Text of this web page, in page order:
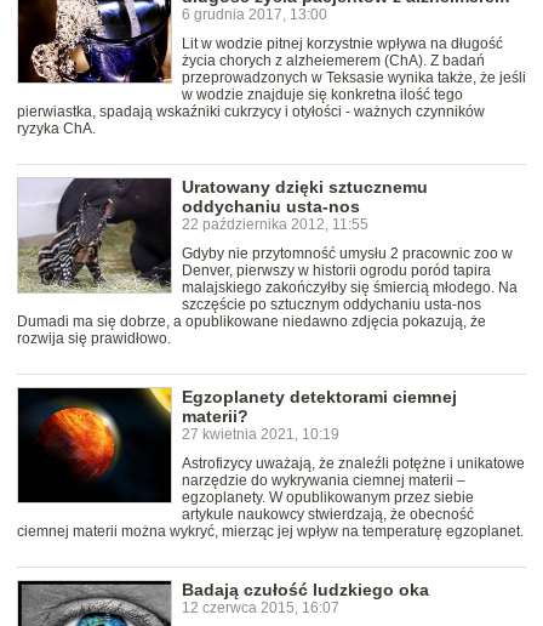
6 grudnia 2017, 13:00
Lit w wodzie pitnej korzystnie wpływa na długość
życia chorych z alzheiemerem (ChA). Z badań
przeprowadzonych w Teksasie wynika także, że jeśli
w wodzie znajduje się konkretna ilość tego
pierwiastka, spadają wskaźniki cukrzycy i otyłości - ważnych czynników
ryzyka ChA.
Uratowany dzięki sztucznemu
oddychaniu usta-nos
22 października 2012, 11:55
Gdyby nie przytomność umysłu 2 pracownic zoo w
Denver, pierwszy w historii ogrodu poród tapira
malajskiego zakończyłby się śmiercią młodego. Na
szczęście po sztucznym oddychaniu usta-nos
Dumadi ma się dobrze, a opublikowane niedawno zdjęcia pokazują, że
rozwija się prawidłowo.
Egzoplanety detektorami ciemnej
materii?
27 kwietnia 2021, 10:19
Astrofizycy uważają, że znaleźli potężne i unikatowe
narzędzie do wykrywania ciemnej materii –
egzoplanety. W opublikowanym przez siebie
artykule naukowcy stwierdzają, że obecność
ciemnej materii można wykryć, mierząc jej wpływ na temperaturę egzoplanet.
Badają czułość ludzkiego oka
12 czerwca 2015, 16:07